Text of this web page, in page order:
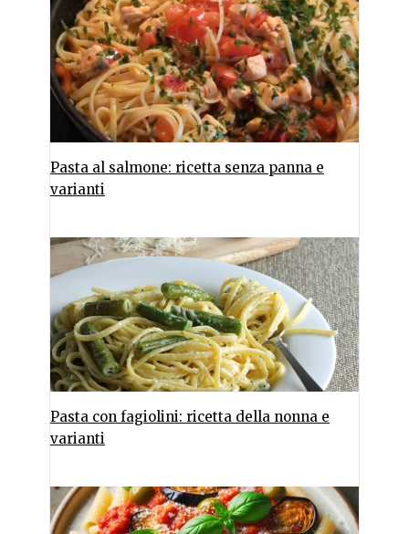
Pasta al salmone: ricetta senza panna e
varianti
Pasta con fagiolini: ricetta della nonna e
varianti